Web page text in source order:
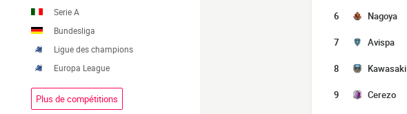
Serie A
Bundesliga
Ligue des champions
Europa League
Plus de compétitions
6 Nagoya
7 Avispa
8 Kawasaki
9 Cerezo